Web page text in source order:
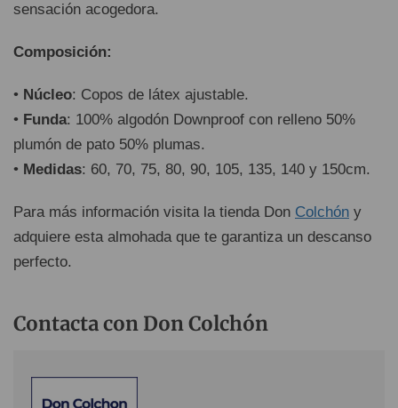
sensación acogedora.
Composición:
• Núcleo: Copos de látex ajustable.
• Funda: 100% algodón Downproof con relleno 50%
plumón de pato 50% plumas.
• Medidas: 60, 70, 75, 80, 90, 105, 135, 140 y 150cm.
Para más información visita la tienda Don Colchón y
adquiere esta almohada que te garantiza un descanso
perfecto.
Contacta con Don Colchón